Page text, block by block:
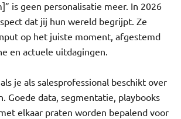
is geen personalisatie meer. In 2026
dat jij hun wereld begrijpt. Ze
op het juiste moment, afgestemd
en actuele uitdagingen.
je als salesprofessional beschikt over
Goede data, segmentatie, playbooks
elkaar praten worden bepalend voor